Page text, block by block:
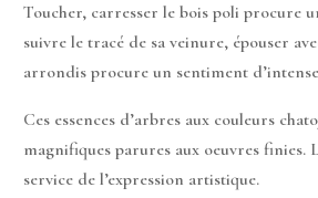
Toucher, carresser le bois poli procure
suivre le tracé de sa veinure, épouser
arrondis procure un sentiment
Ces essences d’arbres aux couleurs
magnifiques parures aux oeuvres finies.
service de l’expression artistique.